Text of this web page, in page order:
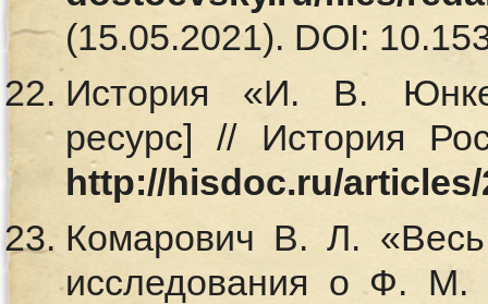
(15.05.2021). DOI:
История «И. В.
ресурс] // История
http://hisdoc.ru/articles/
Комарович В. Л.
исследования о Ф. М.